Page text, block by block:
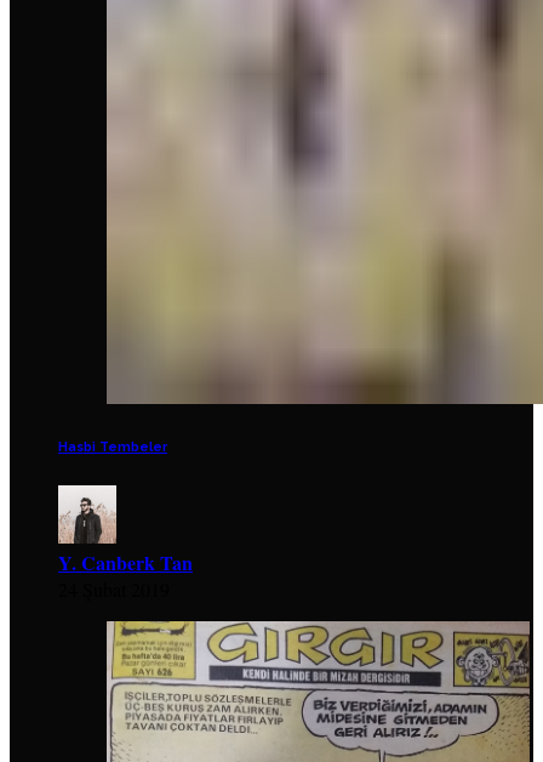
Hasbi Tembeler
Y. Canberk Tan